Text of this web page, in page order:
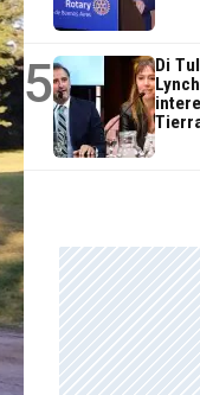
5
Di